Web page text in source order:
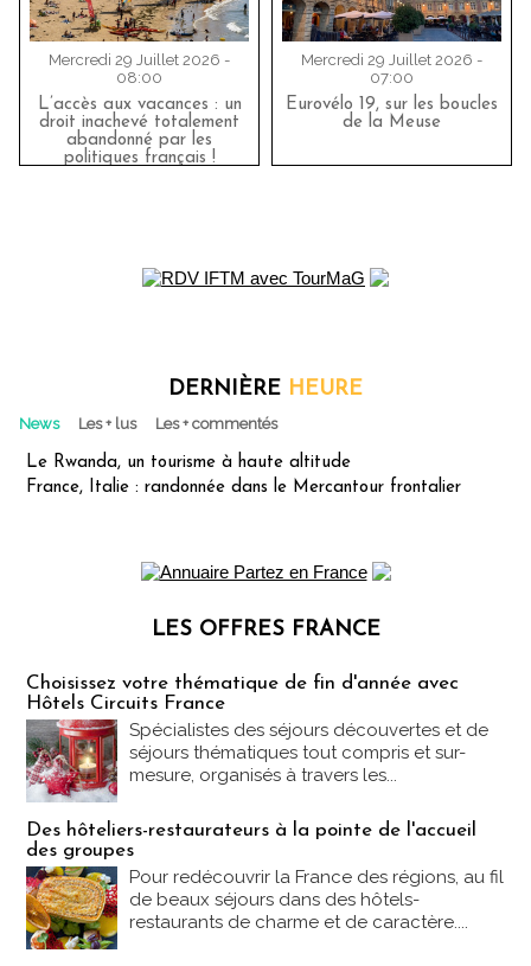
Mercredi 29 Juillet 2026 -
08:00
L’accès aux vacances : un
droit inachevé totalement
abandonné par les
politiques français !
Mercredi 29 Juillet 2026 -
07:00
Eurovélo 19, sur les boucles
de la Meuse
DERNIÈRE HEURE
News Les + lus Les + commentés
Le Rwanda, un tourisme à haute altitude
France, Italie : randonnée dans le Mercantour frontalier
LES OFFRES FRANCE
Choisissez votre thématique de fin d'année avec
Hôtels Circuits France
Spécialistes des séjours découvertes et de
séjours thématiques tout compris et sur-
mesure, organisés à travers les...
Des hôteliers-restaurateurs à la pointe de l'accueil
des groupes
Pour redécouvrir la France des régions, au fil
de beaux séjours dans des hôtels-
restaurants de charme et de caractère....